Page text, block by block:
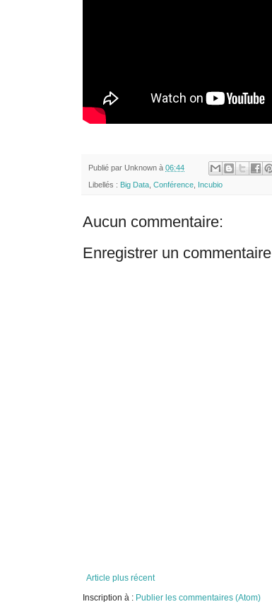
Publié par Unknown à 06:44
Libellés : Big Data Conférence Incubio
Aucun commentaire:
Enregistrer un commentaire
Article plus récent
Inscription à : Publier les commentaires (Atom)